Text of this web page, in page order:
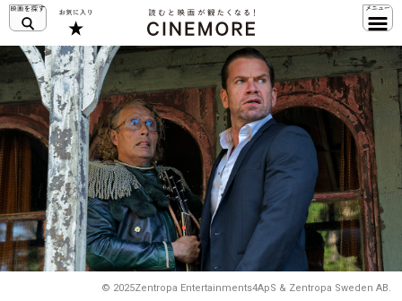
© 2025Zentropa Entertainments4ApS & Zentropa Sweden AB.